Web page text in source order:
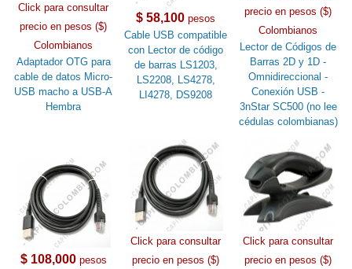
Click para consultar
precio en pesos ($)
Colombianos
Adaptador OTG para
cable de datos Micro-
USB macho a USB-A
Hembra
$ 58,100 pesos
Cable USB compatible
con Lector de código
de barras LS1203,
LS2208, LS4278,
LI4278, DS9208
precio en pesos ($)
Colombianos
Lector de Códigos de
Barras 2D y 1D -
Omnidireccional -
Conexión USB -
3nStar SC500 (no lee
cédulas colombianas)
$ 108,000pesos
Click para consultar
precio en pesos ($)
Click para consultar
precio en pesos ($)